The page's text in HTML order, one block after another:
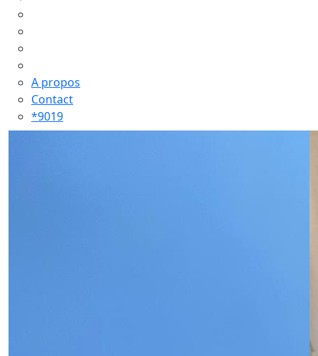
A propos
Contact
*9019